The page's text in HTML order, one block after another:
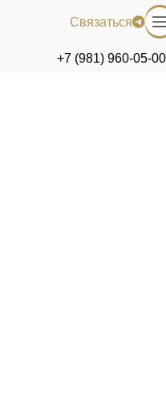
Связаться
+7 (981) 960-05-00